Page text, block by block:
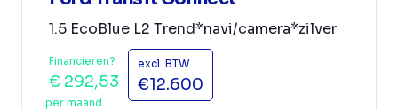
1.5 EcoBlue L2 Trend*navi/camera*zilver
Financieren?
€ 292,53
per maand
excl. BTW
€12.600